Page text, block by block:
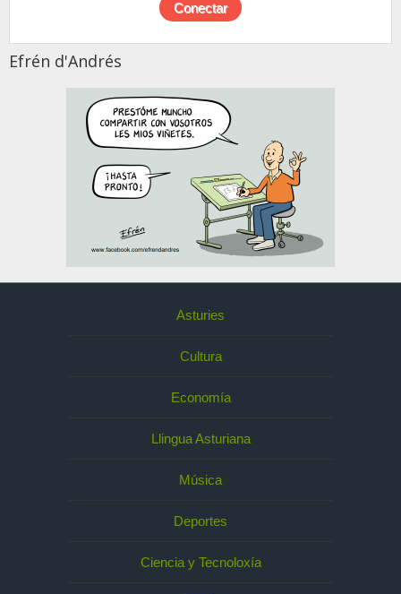
Efrén d'Andrés
Asturies
Cultura
Economía
Llingua Asturiana
Música
Deportes
Ciencia y Tecnoloxía